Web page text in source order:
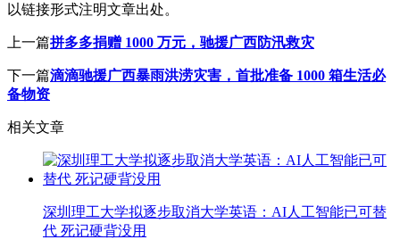
以链接形式注明文章出处。
上一篇拼多多捐赠 1000 万元，驰援广西防汛救灾
下一篇滴滴驰援广西暴雨洪涝灾害，首批准备 1000 箱生活必
备物资
相关文章
深圳理工大学拟逐步取消大学英语：AI人工智能已可替
代 死记硬背没用